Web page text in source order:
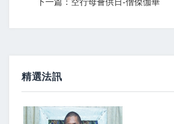
下一篇：空行母薈供日-僧傑伽華
精選法訊